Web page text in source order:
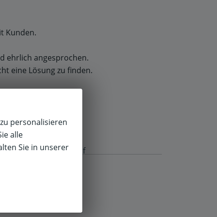
Kunden.
ehrlich angesprochen.
eine Lösung zu finden.
personalisieren
alle
Sie in unserer
f